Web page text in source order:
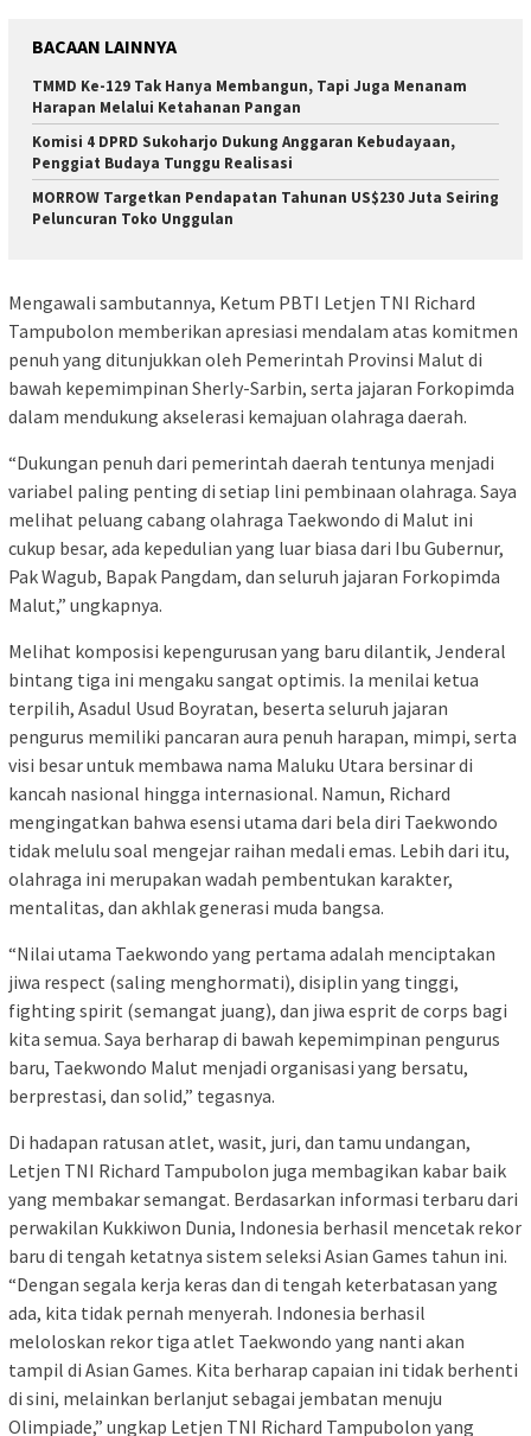
BACAAN LAINNYA
TMMD Ke-129 Tak Hanya Membangun, Tapi Juga Menanam
Harapan Melalui Ketahanan Pangan
Komisi 4 DPRD Sukoharjo Dukung Anggaran Kebudayaan,
Penggiat Budaya Tunggu Realisasi
MORROW Targetkan Pendapatan Tahunan US$230 Juta Seiring
Peluncuran Toko Unggulan
Mengawali sambutannya, Ketum PBTI Letjen TNI Richard
Tampubolon memberikan apresiasi mendalam atas komitmen
penuh yang ditunjukkan oleh Pemerintah Provinsi Malut di
bawah kepemimpinan Sherly-Sarbin, serta jajaran Forkopimda
dalam mendukung akselerasi kemajuan olahraga daerah.
“Dukungan penuh dari pemerintah daerah tentunya menjadi
variabel paling penting di setiap lini pembinaan olahraga. Saya
melihat peluang cabang olahraga Taekwondo di Malut ini
cukup besar, ada kepedulian yang luar biasa dari Ibu Gubernur,
Pak Wagub, Bapak Pangdam, dan seluruh jajaran Forkopimda
Malut,” ungkapnya.
Melihat komposisi kepengurusan yang baru dilantik, Jenderal
bintang tiga ini mengaku sangat optimis. Ia menilai ketua
terpilih, Asadul Usud Boyratan, beserta seluruh jajaran
pengurus memiliki pancaran aura penuh harapan, mimpi, serta
visi besar untuk membawa nama Maluku Utara bersinar di
kancah nasional hingga internasional. Namun, Richard
mengingatkan bahwa esensi utama dari bela diri Taekwondo
tidak melulu soal mengejar raihan medali emas. Lebih dari itu,
olahraga ini merupakan wadah pembentukan karakter,
mentalitas, dan akhlak generasi muda bangsa.
“Nilai utama Taekwondo yang pertama adalah menciptakan
jiwa respect (saling menghormati), disiplin yang tinggi,
fighting spirit (semangat juang), dan jiwa esprit de corps bagi
kita semua. Saya berharap di bawah kepemimpinan pengurus
baru, Taekwondo Malut menjadi organisasi yang bersatu,
berprestasi, dan solid,” tegasnya.
Di hadapan ratusan atlet, wasit, juri, dan tamu undangan,
Letjen TNI Richard Tampubolon juga membagikan kabar baik
yang membakar semangat. Berdasarkan informasi terbaru dari
perwakilan Kukkiwon Dunia, Indonesia berhasil mencetak rekor
baru di tengah ketatnya sistem seleksi Asian Games tahun ini.
“Dengan segala kerja keras dan di tengah keterbatasan yang
ada, kita tidak pernah menyerah. Indonesia berhasil
meloloskan rekor tiga atlet Taekwondo yang nanti akan
tampil di Asian Games. Kita berharap capaian ini tidak berhenti
di sini, melainkan berlanjut sebagai jembatan menuju
Olimpiade,” ungkap Letjen TNI Richard Tampubolon yang